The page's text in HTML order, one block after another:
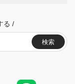
る /
検索